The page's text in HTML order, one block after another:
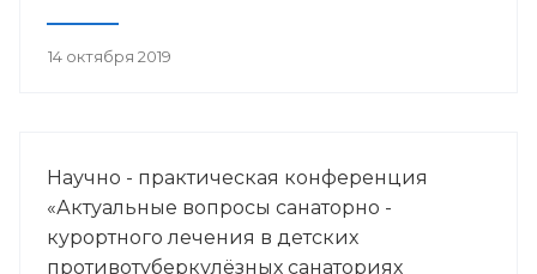
14 октября 2019
Научно - практическая конференция
«Актуальные вопросы санаторно -
курортного лечения в детских
противотуберкулёзных санаториях